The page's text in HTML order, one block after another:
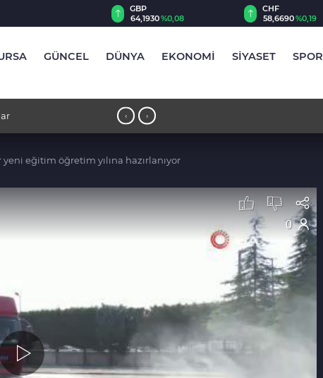
CHF
58,6690%0,19
CAD
34,0147%0,18
GÜNCEL DÜNYA EKONOMİ SİYASET SPOR
gündem oldu ‹ ›
eğitim öğretim yılına hazırlanıyor